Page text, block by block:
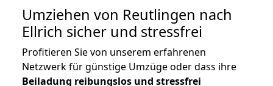
Umziehen von Reutlingen nach
Ellrich sicher und stressfrei
Profitieren Sie von unserem erfahrenen
Netzwerk für günstige Umzüge oder dass ihre
Beiladung reibungslos und stressfrei